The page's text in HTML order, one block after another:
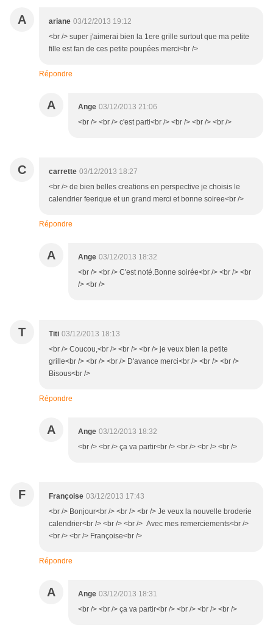
A ariane 03/12/2013 19:12
<br /> super j'aimerai bien la 1ere grille surtout que ma petite
fille est fan de ces petite poupées merci<br />
Répondre
A Ange 03/12/2013 21:06
<br /> <br /> c'est parti<br /> <br /> <br /> <br />
C carrette 03/12/2013 18:27
<br /> de bien belles creations en perspective je choisis le
calendrier feerique et un grand merci et bonne soiree<br />
Répondre
A Ange 03/12/2013 18:32
<br /> <br /> C'est noté.Bonne soirée<br /> <br /> <br
/> <br />
T Titi 03/12/2013 18:13
<br /> Coucou,<br /> <br /> <br /> je veux bien la petite
grille<br /> <br /> <br /> D'avance merci<br /> <br /> <br />
Bisous<br />
Répondre
A Ange 03/12/2013 18:32
<br /> <br /> ça va partir<br /> <br /> <br /> <br />
F Françoise 03/12/2013 17:43
<br /> Bonjour<br /> <br /> <br /> Je veux la nouvelle broderie
calendrier<br /> <br /> <br /> Avec mes remerciements<br />
<br /> <br /> Françoise<br />
Répondre
A Ange 03/12/2013 18:31
<br /> <br /> ça va partir<br /> <br /> <br /> <br />